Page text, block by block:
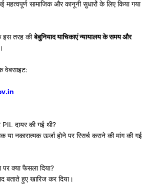
महत्वपूर्ण सामाजिक और कानूनी सुधारों के लिए किया गया
इस तरह कीबेबुनियाद याचिकाएं न्यायालय के समय और
वेबसाइट:
PIL दायर की गई थी?
नकारात्मक ऊर्जा होने पर रिसर्च कराने की मांग की गई
पर क्या फैसला दिया?
बताते हुए खारिज कर दिया।